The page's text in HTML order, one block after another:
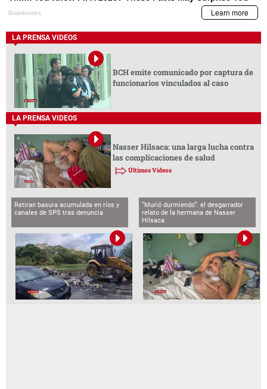
LA PRENSA VIDEOS
BCH emite comunicado por captura de
funcionarios vinculados al caso
LA PRENSA VIDEOS
Nasser Hilsaca: una larga lucha contra
las complicaciones de salud
Últimos Videos
Retiran basura acumulada en ríos y
canales de SPS tras denuncia
“Murió durmiendo”: el desgarrador
relato de la hermana de Nasser
Hilsaca